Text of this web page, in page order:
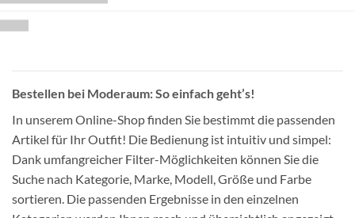
Bestellen bei Moderaum: So einfach geht’s!
In unserem Online-Shop finden Sie bestimmt die passenden
Artikel für Ihr Outfit! Die Bedienung ist intuitiv und simpel:
Dank umfangreicher Filter-Möglichkeiten können Sie die
Suche nach Kategorie, Marke, Modell, Größe und Farbe
sortieren. Die passenden Ergebnisse in den einzelnen